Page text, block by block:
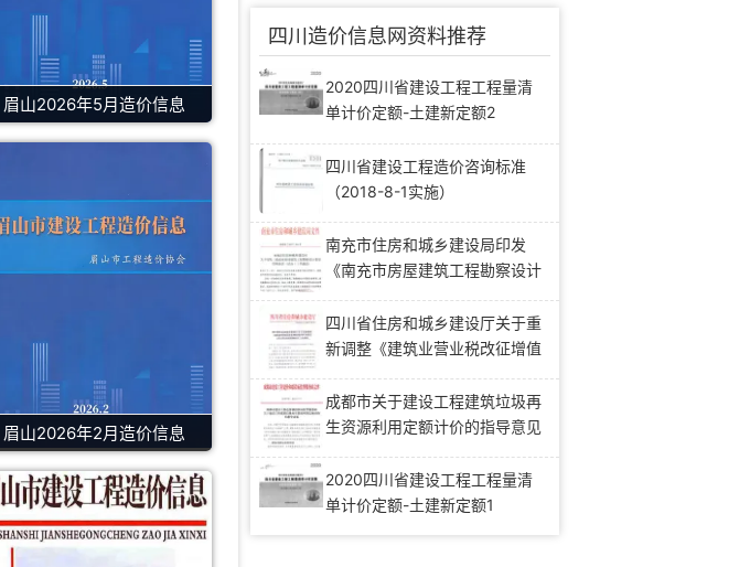
眉山2026年5月造价信息
眉山2026年2月造价信息
四川造价信息网资料推荐
2020四川省建设工程工程量清
单计价定额-土建新定额2
四川省建设工程造价咨询标准
（2018-8-1实施）
南充市住房和城乡建设局印发
《南充市房屋建筑工程勘察设计
四川省住房和城乡建设厅关于重
新调整《建筑业营业税改征增值
办法》的通知（川建造价发
〔2019〕181号）
成都市关于建设工程建筑垃圾再
生资源利用定额计价的指导意见
2020四川省建设工程工程量清
单计价定额-土建新定额1